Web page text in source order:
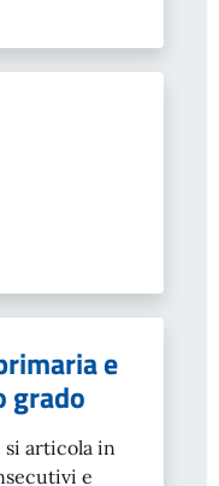
e
grado
articola in
e